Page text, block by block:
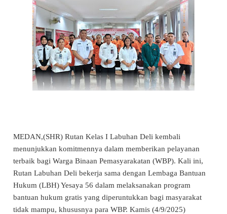
MEDAN,(SHR) Rutan Kelas I Labuhan Deli kembali
menunjukkan komitmennya dalam memberikan pelayanan
terbaik bagi Warga Binaan Pemasyarakatan (WBP). Kali ini,
Rutan Labuhan Deli bekerja sama dengan Lembaga Bantuan
Hukum (LBH) Yesaya 56 dalam melaksanakan program
bantuan hukum gratis yang diperuntukkan bagi masyarakat
tidak mampu, khususnya para WBP. Kamis (4/9/2025)